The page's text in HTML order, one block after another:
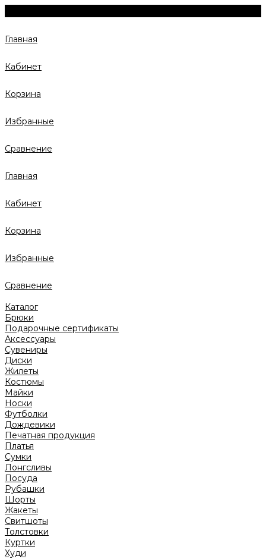
Главная
Кабинет
Корзина
Избранные
Сравнение
Главная
Кабинет
Корзина
Избранные
Сравнение
Каталог
Брюки
Подарочные сертификаты
Аксессуары
Сувениры
Диски
Жилеты
Костюмы
Майки
Носки
Футболки
Дождевики
Печатная продукция
Платья
Сумки
Лонгсливы
Посуда
Рубашки
Шорты
Жакеты
Свитшоты
Толстовки
Куртки
Худи